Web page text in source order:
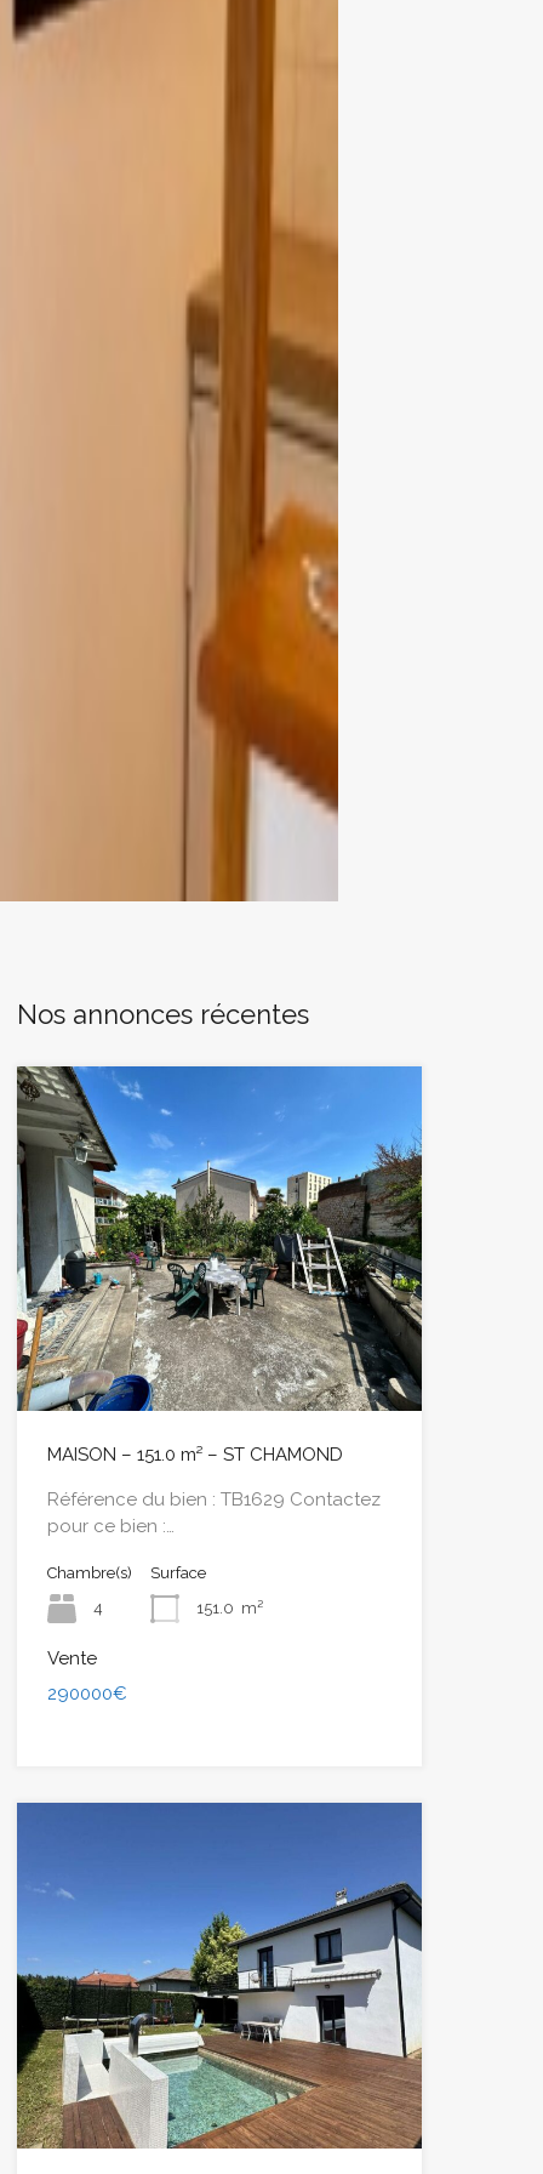
Nos annonces récentes
MAISON – 151.0 m² – ST CHAMOND
Référence du bien : TB1629 Contactez
pour ce bien :…
Chambre(s)
4
Surface
151.0 m²
Vente
290000€